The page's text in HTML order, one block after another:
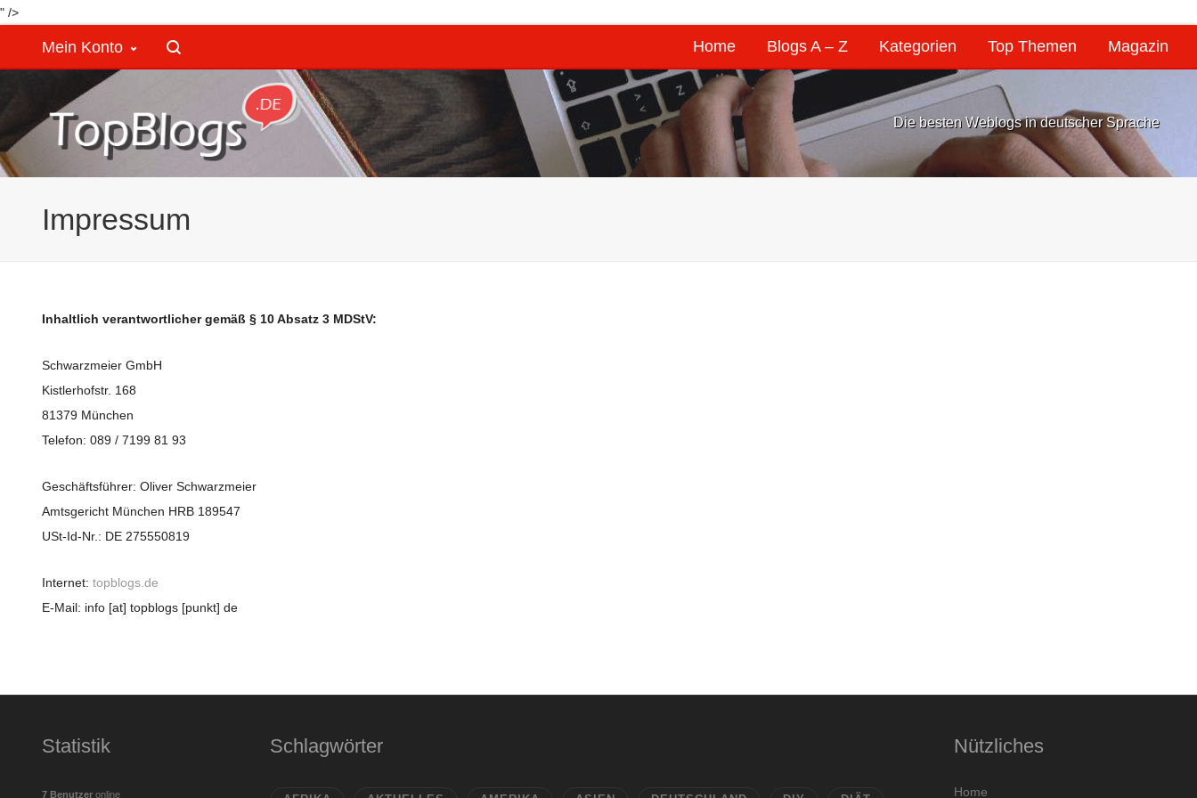
" />
Home Blogs A – Z Kategorien Top Themen Magazin
Mein Konto
Die besten Weblogs in deutscher Sprache
Impressum
Inhaltlich verantwortlicher gemäß § 10 Absatz 3 MDStV:
Schwarzmeier GmbH
Kistlerhofstr. 168
81379 München
Telefon: 089 / 7199 81 93
Geschäftsführer: Oliver Schwarzmeier
Amtsgericht München HRB 189547
USt-Id-Nr.: DE 275550819
Internet: topblogs.de
E-Mail: info [at] topblogs [punkt] de
Statistik
7 Benutzer online
Schlagwörter Nützliches
Home